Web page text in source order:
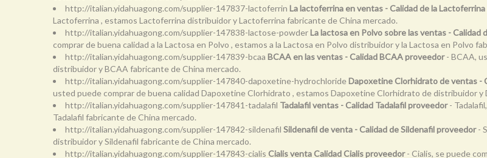
http://italian.yidahuagong.com/supplier-147837-lactoferrin La lactoferrina en ventas - Calidad de la
Lactoferrina , estamos Lactoferrina distribuidor y Lactoferrina fabricante de China mercado.
http://italian.yidahuagong.com/supplier-147838-lactose-powderLa lactosa en Polvo sobre las ventas - Calidad
comprar de buena calidad a la Lactosa en Polvo , estamos a la Lactosa en Polvo distribuidor y la Lactosa en Polvo
http://italian.yidahuagong.com/supplier-147839-bcaa BCAA en las ventas - Calidad BCAA proveedor- BCAA,
distribuidor y BCAA fabricante de China mercado.
http://italian.yidahuagong.com/supplier-147840-dapoxetine-hydrochlorideDapoxetine Clorhidrato de ventas -
usted puede comprar de buena calidad Dapoxetine Clorhidrato , estamos Dapoxetine Clorhidrato de distribuidor
http://italian.yidahuagong.com/supplier-147841-tadalafil Tadalafil ventas - Calidad Tadalafil proveedor-
Tadalafil fabricante de China mercado.
http://italian.yidahuagong.com/supplier-147842-sildenafil Sildenafil de venta - Calidad de Sildenafil proveedor-
distribuidor y Sildenafil fabricante de China mercado.
http://italian.yidahuagong.com/supplier-147843-cialis Cialis venta Calidad Cialis proveedor- Cialis, se puede